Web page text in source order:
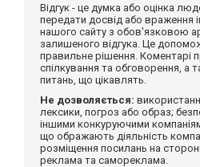
Відгук - це думка або оцінка
передати досвід або враження
нашого сайту з обов'язковою
залишеного відгука. Це
правильне рішення. Коментарі
спілкування та обговорення, а
питань, що цікавлять.
Не дозволяється:
лексики, погроз або образ;
іншими конкуруючими
що ображають діяльність
розміщення посилань на
реклама та самореклама.